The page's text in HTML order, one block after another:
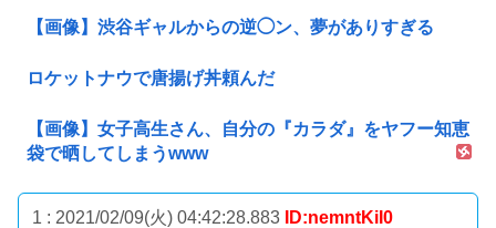
【画像】渋谷ギャルからの逆◯ン、夢がありすぎる
ロケットナウで唐揚げ丼頼んだ
【画像】女子高生さん、自分の『カラダ』をヤフー知恵
袋で晒してしまうwww
1 : 2021/02/09(火) 04:42:28.883 ID:nemntKiI0